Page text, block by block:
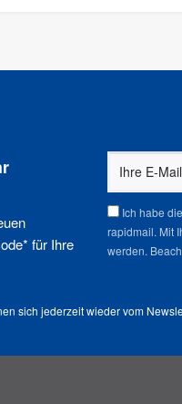
für Ihre
Ich habe die
rapidmail. Mit
werden.
sich jederzeit wieder vom